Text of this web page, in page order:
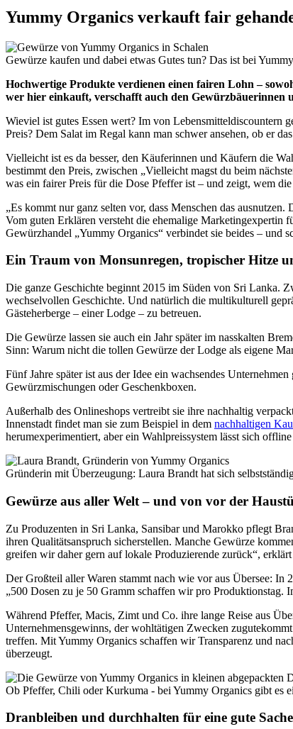
Yummy Organics verkauft fair
Gewürze kaufen und dabei etwas Gutes tun? Das ist bei
Hochwertige Produkte verdienen einen fairen Lohn –
wer hier einkauft, verschafft auch den Gewürzbäuerinnen
Wieviel ist gutes Essen wert? Im von Lebensmitteldiscountern
Preis? Dem Salat im Regal kann man schwer ansehen, ob er
Vielleicht ist es da besser, den Käuferinnen und Käufern die
bestimmt den Preis, zwischen „Vielleicht magst du beim
was ein fairer Preis für die Dose Pfeffer ist – und zeigt, wem
„Es kommt nur ganz selten vor, dass Menschen das
Vom guten Erklären versteht die ehemalige
Gewürzhandel „Yummy Organics“ verbindet sie beides – und
Ein Traum von Monsunregen, tropischer Hitze
Die ganze Geschichte beginnt 2015 im Süden von Sri Lanka.
wechselvollen Geschichte. Und natürlich die multikulturell
Gästeherberge – einer Lodge – zu betreuen.
Die Gewürze lassen sie auch ein Jahr später im nasskalten
Sinn: Warum nicht die tollen Gewürze der Lodge als eigene
Fünf Jahre später ist aus der Idee ein wachsendes
Gewürzmischungen oder Geschenkboxen.
Außerhalb des Onlineshops vertreibt sie ihre nachhaltig
Innenstadt findet man sie zum Beispiel in dem nachhaltigen
herumexperimentiert, aber ein Wahlpreissystem lässt sich
Gründerin mit Überzeugung: Laura Brandt hat sich
Gewürze aus aller Welt – und von vor der
Zu Produzenten in Sri Lanka, Sansibar und Marokko pflegt
ihren Qualitätsanspruch sicherstellen. Manche Gewürze
greifen wir daher gern auf lokale Produzierende zurück“, erklärt
Der Großteil aller Waren stammt nach wie vor aus Übersee:
„500 Dosen zu je 50 Gramm schaffen wir pro Produktionstag.
Während Pfeffer, Macis, Zimt und Co. ihre lange Reise aus
Unternehmensgewinns, der wohltätigen Zwecken
treffen. Mit Yummy Organics schaffen wir Transparenz und
überzeugt.
Ob Pfeffer, Chili oder Kurkuma - bei Yummy Organics gibt es
Dranbleiben und durchhalten für eine gute Sache